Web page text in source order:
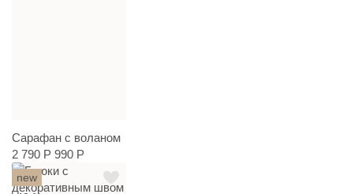
Сарафан с воланом
2 790 Р 990 Р
new